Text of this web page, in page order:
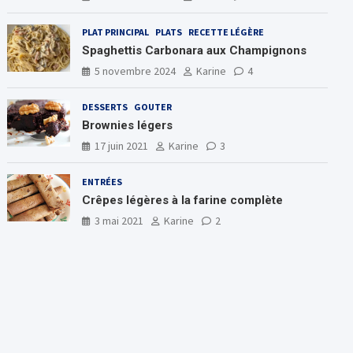
PLAT PRINCIPAL PLATS RECETTE LÉGÈRE
Spaghettis Carbonara aux Champignons
5 novembre 2024
Karine 4
DESSERTS GOUTER
Brownies légers
17 juin 2021
Karine 3
ENTRÉES
Crêpes légères à la farine complète
3 mai 2021
Karine 2